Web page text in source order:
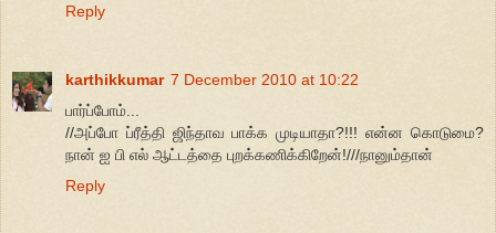
Reply
karthikkumar 7 December 2010 at 10:22
பார்ப்போம்...
//அப்போ ப்ரீத்தி ஜிந்தாவ பாக்க முடியாதா?!!! என்ன கொடுமை?
நான் ஐ பி எல் ஆட்டத்தை புறக்கணிக்கிறேன்!///நானும்தான்
Reply